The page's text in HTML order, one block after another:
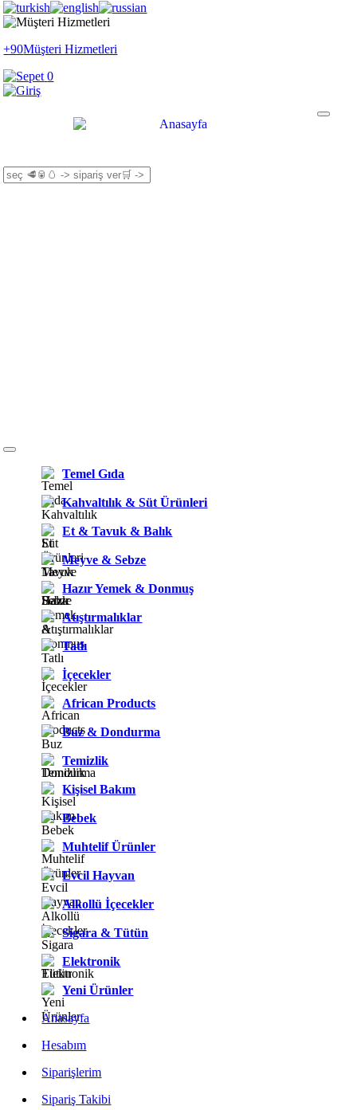
+90Müşteri Hizmetleri
0
Temel Gıda
Kahvaltılık & Süt Ürünleri
Et & Tavuk & Balık
Meyve & Sebze
Hazır Yemek & Donmuş
Atıştırmalıklar
Tatlı
İçecekler
African Products
Buz & Dondurma
Temizlik
Kişisel Bakım
Bebek
Muhtelif Ürünler
Evcil Hayvan
Alkollü İçecekler
Sigara & Tütün
Elektronik
Yeni Ürünler
Anasayfa
Hesabım
Siparişlerim
Sipariş Takibi